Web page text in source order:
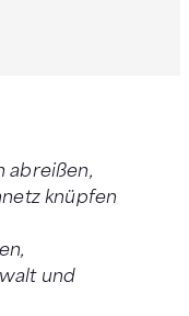
abreißen,
knüpfen
und